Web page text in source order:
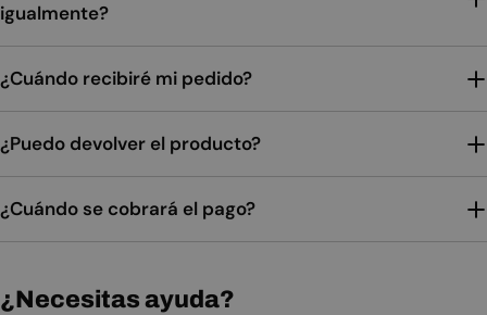
igualmente?
¿Cuándo recibiré mi pedido?
¿Puedo devolver el producto?
¿Cuándo se cobrará el pago?
¿Necesitas ayuda?